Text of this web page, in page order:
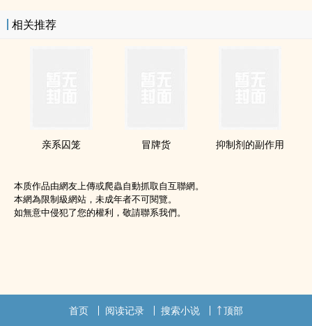
相关推荐
亲系囚笼 冒牌货 抑制剂的副作用
本质作品由網友上傳或爬蟲自動抓取自互聯網。
本網為限制級網站，未成年者不可閱覽。
如無意中侵犯了您的權利，敬請聯系我們。
首页 阅读记录 搜索小说 顶部